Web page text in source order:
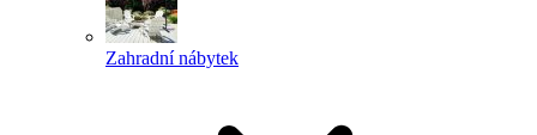
Zahradní nábytek